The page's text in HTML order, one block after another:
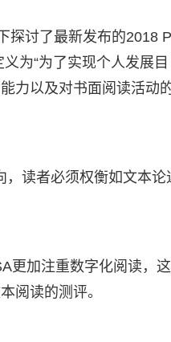
探讨了最新发布的2018
为“为了实现个人发展目
力以及对书面阅读活动
，读者必须权衡如文本论
更加注重数字化阅读，
阅读的测评。